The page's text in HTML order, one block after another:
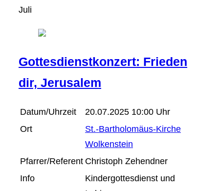
Juli
Gottesdienstkonzert: Frieden
dir, Jerusalem
Datum/Uhrzeit
20.07.2025 10:00 Uhr
Ort
St.-Bartholomäus-Kirche
Wolkenstein
Pfarrer/Referent Christoph Zehendner
Info
Kindergottesdienst und